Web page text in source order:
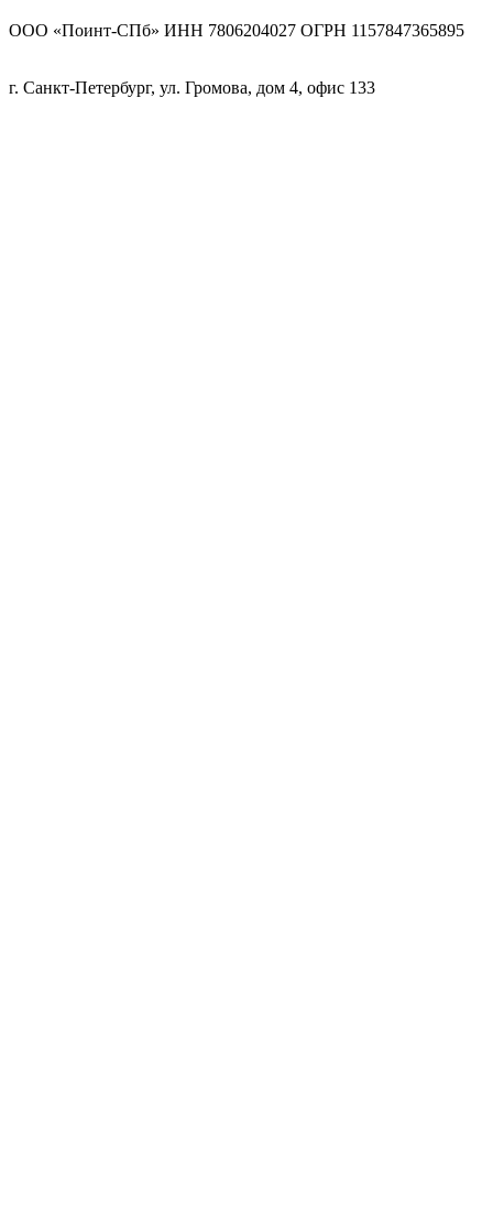
ООО «Поинт-СПб» ИНН 7806204027 ОГРН 1157847365895
г. Санкт-Петербург, ул. Громова, дом 4, офис 133